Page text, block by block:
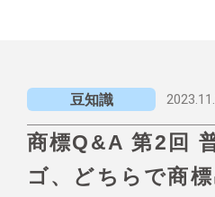
豆知識
商標Q&A 第2回
ゴ、どちらで商